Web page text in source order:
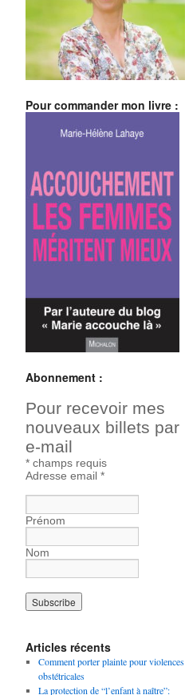
Pour commander mon livre :
Abonnement :
Pour recevoir mes
nouveaux billets par
e-mail
* champs requis
Adresse email *
Prénom
Nom
Articles récents
Comment porter plainte pour violences
obstétricales
La protection de “l’enfant à naître”: